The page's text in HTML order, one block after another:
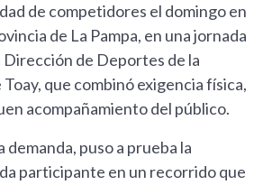
de competidores el domingo en
de La Pampa, en una jornada
Dirección de Deportes de la
que combinó exigencia física,
acompañamiento del público.
demanda, puso a prueba la
participante en un recorrido que